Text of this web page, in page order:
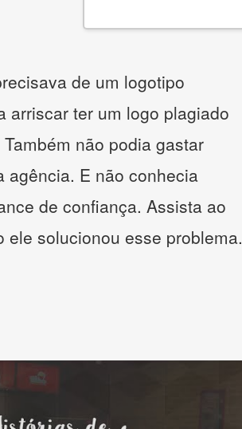
de um logotipo
arriscar ter um logo plagiado
não podia gastar
agência. E não conhecia
de confiança. Assista ao
solucionou esse problema.